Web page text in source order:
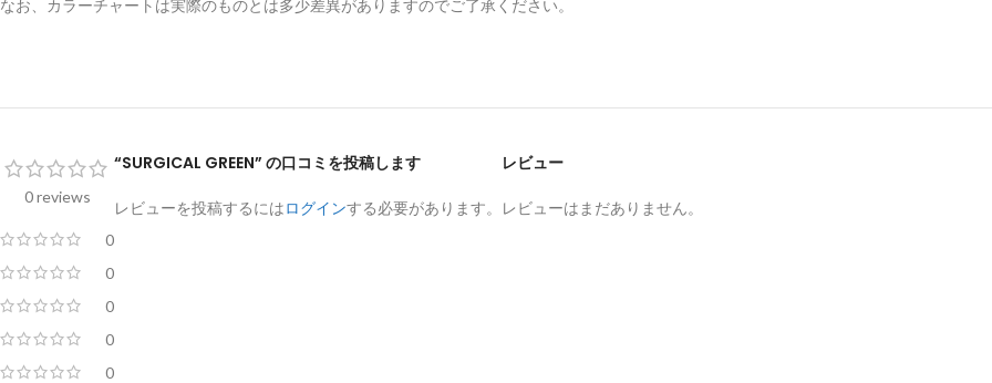
なお、カラーチャートは実際のものとは多少差異がありますのでご了承ください。
0 reviews
0
0
0
0
0
レビュー
レビューはまだありません。
“SURGICAL GREEN” の口コミを投稿します
レビューを投稿するにはログインする必要があります。